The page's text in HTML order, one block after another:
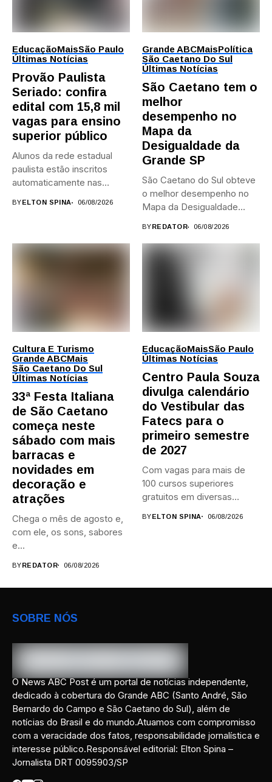
EducaçãoMaisSão Paulo
Últimas Notícias
Provão Paulista
Seriado: confira
edital com 15,8 mil
vagas para ensino
superior público
Alunos da rede estadual
paulista estão inscritos
automaticamente nas
BY ELTON SPINA 06/08/2026
Grande ABCMaisPolítica
São Caetano Do Sul
Últimas Notícias
São Caetano tem o
melhor
desempenho no
Mapa da
Desigualdade da
Grande SP
São Caetano do Sul obteve
o melhor desempenho no
Mapa da Desigualdade...
BY REDATOR 06/08/2026
Cultura E Turismo
Grande ABCMais
São Caetano Do Sul
Últimas Notícias
33ª Festa Italiana
de São Caetano
começa neste
sábado com mais
barracas e
novidades em
decoração e
atrações
Chega o mês de agosto e,
com ele, os sons, sabores
e...
BYREDATOR 06/08/2026
EducaçãoMaisSão Paulo
Últimas Notícias
Centro Paula Souza
divulga calendário
do Vestibular das
Fatecs para o
primeiro semestre
de 2027
Com vagas para mais de
100 cursos superiores
gratuitos em diversas
BYELTON SPINA 06/08/2026
SOBRE NÓS
O News ABC Post é um portal de notícias independente,
dedicado à cobertura do Grande ABC (Santo André, São
Bernardo do Campo e São Caetano do Sul), além de
notícias do Brasil e do mundo.Atuamos com compromisso
com a veracidade dos fatos, responsabilidade jornalística e
interesse público.Responsável editorial: Elton Spina –
Jornalista DRT 0095903/SP